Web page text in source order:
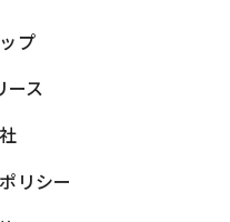
プ
ース
リシー